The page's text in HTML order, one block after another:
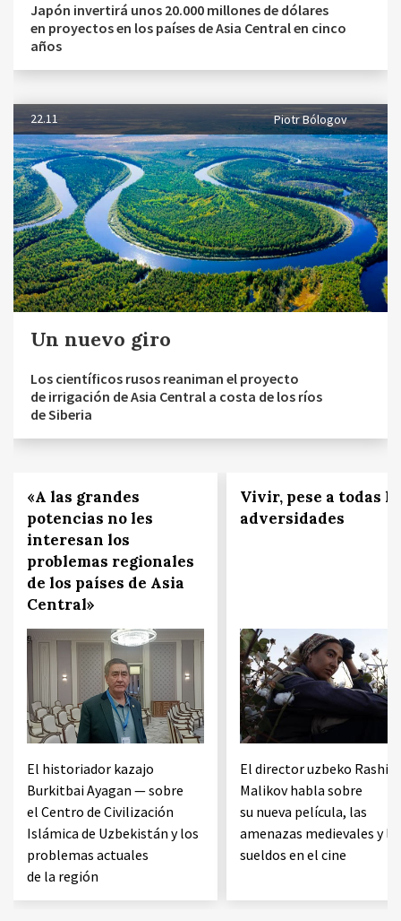
Japón invertirá unos 20.000 millones de dólares
en proyectos en los países de Asia Central en cinco
años
22.11 Piotr Bólogov
Un nuevo giro
Los científicos rusos reaniman el proyecto
de irrigación de Asia Central a costa de los ríos
de Siberia
«A las grandes
potencias no les
interesan los
problemas regionales
de los países de Asia
Central»
El historiador kazajo
Burkitbai Ayagan — sobre
el Centro de Civilización
Islámica de Uzbekistán y los
problemas actuales
de la región
Vivir, pese a todas
adversidades
El director uzbeko Rashid
Malikov habla sobre
su nueva película, las
amenazas medievales y
sueldos en el cine